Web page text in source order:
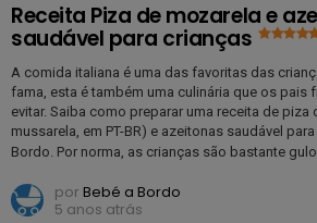
Receita Piza de mozarela e
saudável para crianças
A comida italiana é uma das favoritas das
fama, esta é também uma culinária que os pais
evitar. Saiba como preparar uma receita de piza
mussarela, em PT-BR) e azeitonas saudável
Bordo. Por norma, as crianças são bastante
por Bebé a Bordo
5 anos atrás